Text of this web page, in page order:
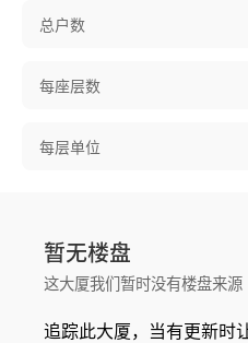
总户数
每座层数
每层单位
暂无楼盘
这大厦我们暂时没有楼盘来源
追踪此大厦，当有更新时